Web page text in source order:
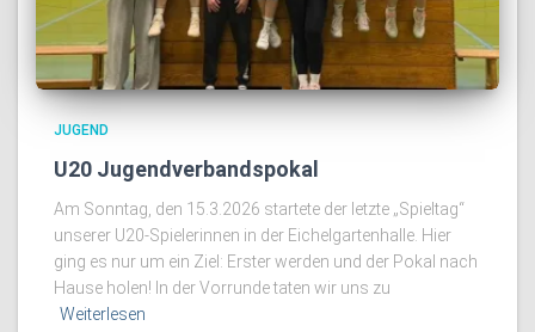
JUGEND
U20 Jugendverbandspokal
Am Sonntag, den 15.3.2026 startete der letzte „Spieltag“
unserer U20-Spielerinnen in der Eichelgartenhalle. Hier
ging es nur um ein Ziel: Erster werden und der Pokal nach
Hause holen! In der Vorrunde taten wir uns zu
Weiterlesen